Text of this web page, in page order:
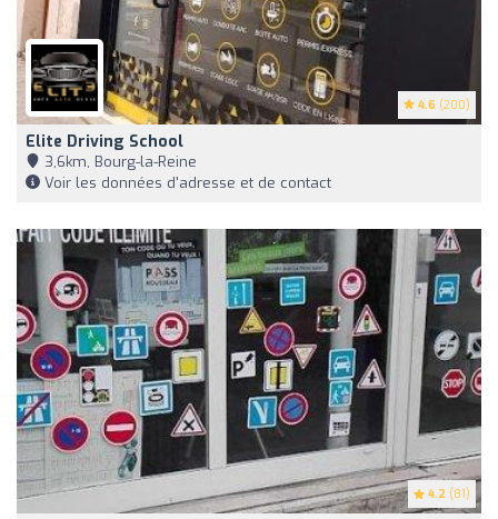
4.6 (200)
Elite Driving School
3,6km, Bourg-la-Reine
Voir les données d'adresse et de contact
4.2 (81)